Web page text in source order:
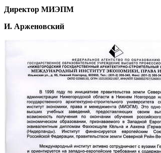
Директор МИЭПМ
И. Арженовский